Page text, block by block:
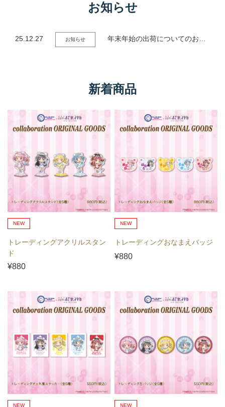
お知らせ
25.12.27 お知らせ 年末年始の出荷についてのお知らせ
新着商品
NEW
トレーディングアクリルスタン
ド
¥880
NEW
トレーディングおなまえバッジ
¥880
NEW NEW